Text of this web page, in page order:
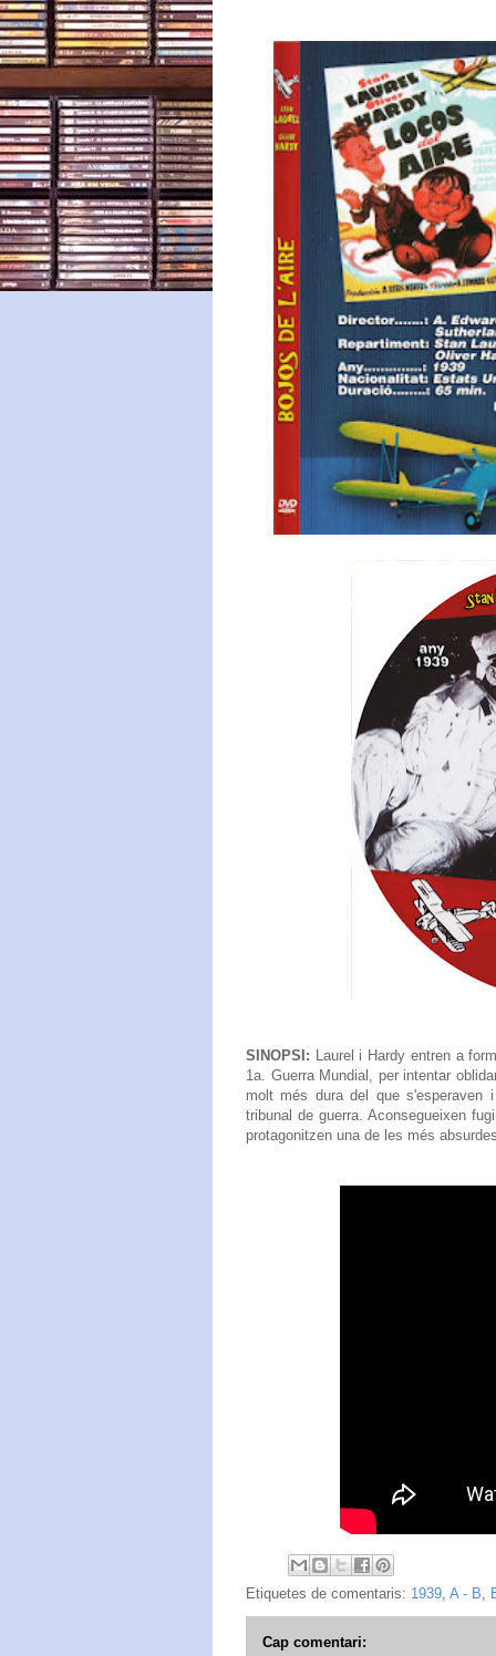
SINOPSI: Laurel i Hardy entren a
1a. Guerra Mundial, per intentar
molt més dura del que
tribunal de guerra. Aconsegueixen
protagonitzen una de les més
Etiquetes de comentaris: 1939, A - B,
Cap comentari: